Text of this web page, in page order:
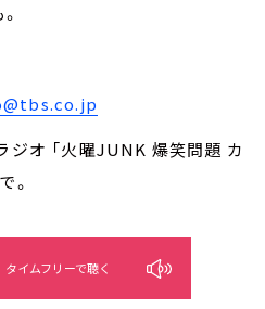
ジオ 「火曜JUNK 爆笑問題 カ
。
タイムフリーで聴く